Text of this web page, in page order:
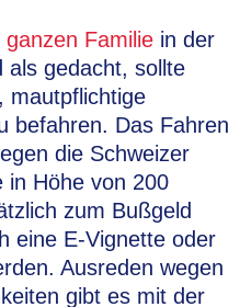
Familie in der
als gedacht, sollte
mautpflichtige
befahren. Das Fahren
die Schweizer
in Höhe von 200
zum Bußgeld
eine E-Vignette oder
Ausreden wegen
gibt es mit der